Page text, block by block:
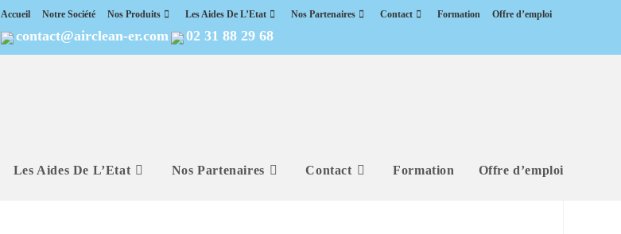
Accueil Notre Société Nos Produits Les Aides De L’Etat Nos Partenaires Contact Formation Offre d’emploi
contact@airclean-er.com 02 31 88 29 68
Les Aides De L’Etat Nos Partenaires Contact Formation Offre d’emploi